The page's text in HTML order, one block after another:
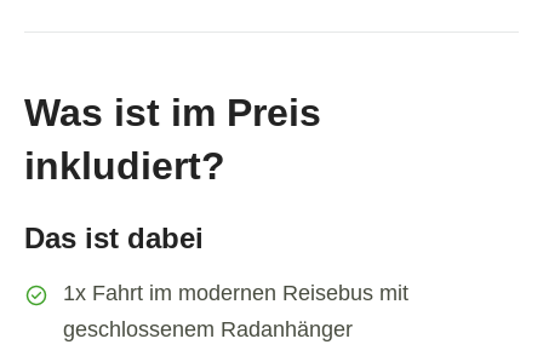
Was ist im Preis
inkludiert?
Das ist dabei
1x Fahrt im modernen Reisebus mit
geschlossenem Radanhänger